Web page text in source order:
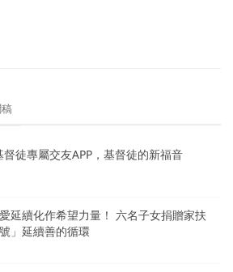
督徒專屬交友APP，基督徒的新福音
延續化作希望力量！ 六名子女捐贈家扶
」延續善的循環